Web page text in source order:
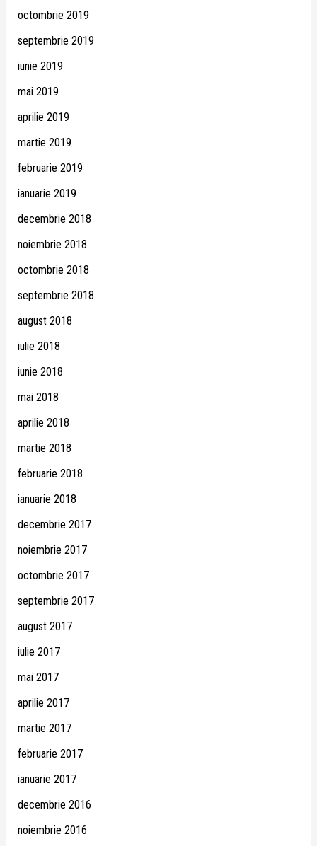
octombrie 2019
septembrie 2019
iunie 2019
mai 2019
aprilie 2019
martie 2019
februarie 2019
ianuarie 2019
decembrie 2018
noiembrie 2018
octombrie 2018
septembrie 2018
august 2018
iulie 2018
iunie 2018
mai 2018
aprilie 2018
martie 2018
februarie 2018
ianuarie 2018
decembrie 2017
noiembrie 2017
octombrie 2017
septembrie 2017
august 2017
iulie 2017
mai 2017
aprilie 2017
martie 2017
februarie 2017
ianuarie 2017
decembrie 2016
noiembrie 2016